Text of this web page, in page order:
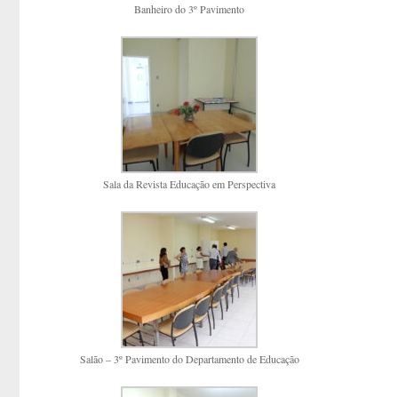
Banheiro do 3º Pavimento
Sala da Revista Educação em Perspectiva
Salão – 3º Pavimento do Departamento de Educação